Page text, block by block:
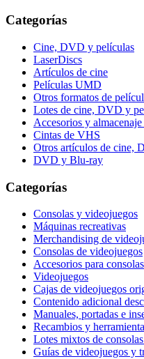
Categorías
Cine, DVD y películas
LaserDiscs
Artículos de cine
Películas UMD
Otros formatos de
Lotes de cine, DVD y
Accesorios y
Cintas de VHS
Otros artículos de cine,
DVD y Blu-ray
Categorías
Consolas y videojuegos
Máquinas recreativas
Merchandising de
Consolas de videojuegos
Accesorios para
Videojuegos
Cajas de videojuegos
Contenido adicional
Manuales, portadas e
Recambios y
Lotes mixtos de
Guías de videojuegos y